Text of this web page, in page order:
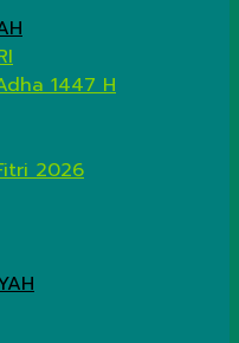
1447 H
2026